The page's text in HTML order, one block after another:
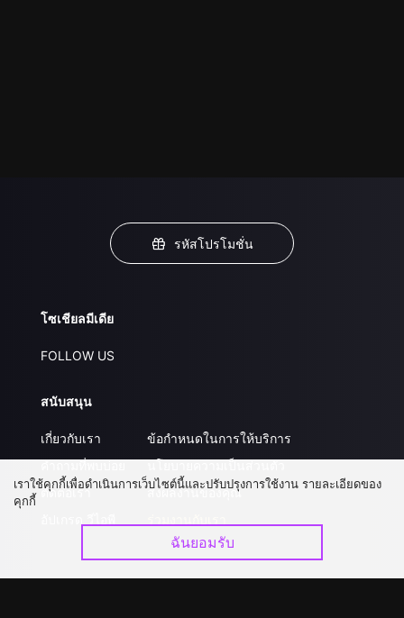
รหัสโปรโมชั่น
โซเชียลมีเดีย
FOLLOW US
สนับสนุน
เกี่ยวกับเรา
ติดต่อเรา
ข้อกำหนดในการให้บริการ
ส่งผลงานของคุณ
เราใช้คุกกี้เพื่อดำเนินการเว็บไซต์นี้และปรับปรุงการใช้งาน รายละเอียดของ
คุกกี้
ฉันยอมรับ